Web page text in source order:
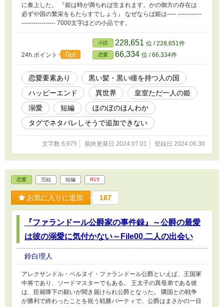
に奏上した。 『姫は時が満ちれば生まれます。かの御方の存在は
必ずや国の繁栄をもたらすでしょう』 なぜならば姫は── ------------
----------------- 7000文字ほどの小品です。
24h.ポイント 0pt
小説 228,651 位 / 228,651件
恋愛 66,334 位 / 66,334件
恋愛要素あり
黒い髪・黒い瞳を持つ人の国
ハッピーエンド
異世界
皇室ただ一人の姫
溺愛
短編
ほのぼのほんわか
タグでネタバレしそうで追加できない
文字数 6,975 最終更新日 2024.07.01 登録日 2024.06.30
恋愛 完結 短編 R15
お気に入りに追加 187
『ファランドール公爵家の事件録』～公爵の最愛
は彼の溺愛に気付かない～File00.二人の出会い
鈴白理人
アレクサンドル・ベルヌイ・ファランドール公爵といえば、王国軍
中将であり、ソードマスターでもある。 王太子の異母弟である彼
は、臣籍降下の願いが聞き届けられ公爵となった。 隣国との戦争
が勝利で終わったことを祝う戦勝パーティで、公爵はまさかの一目